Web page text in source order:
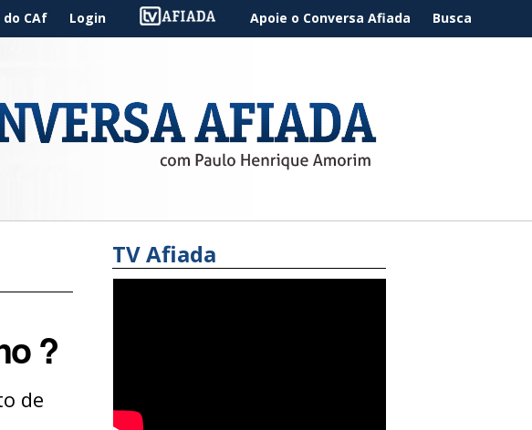
do CAf Login Apoie o Conversa Afiada Busca
?
de
TV Afiada